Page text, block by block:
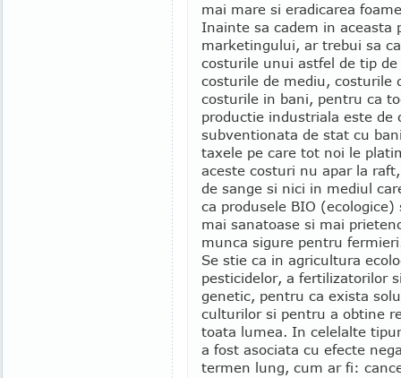
mai mare si eradicarea
Inainte sa cadem in aceasta
marketingului, ar trebui sa
costurile unui astfel de tip
costurile de mediu, costurile
costurile in bani, pentru ca
productie industriala este de
subventionata de stat cu
taxele pe care tot noi le
aceste costuri nu apar la
de sange si nici in mediul
ca produsele BIO
mai sanatoase si mai
munca sigure pentru
Se stie ca in agricultura
pesticidelor, a fertilizatorilor
genetic, pentru ca exista
culturilor si pentru a obtine
toata lumea. In celelalte
a fost asociata cu efecte
termen lung, cum ar fi: